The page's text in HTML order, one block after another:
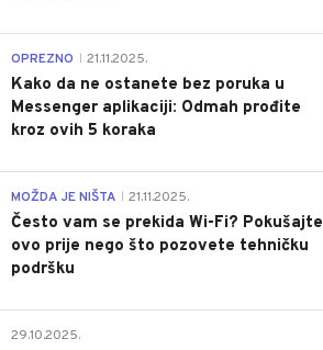
OPREZNO 21.11.2025.
Kako da ne ostanete bez poruka u
Messenger aplikaciji: Odmah prođite
kroz ovih 5 koraka
MOŽDA JE NIŠTA 21.11.2025.
Često vam se prekida Wi-Fi? Pokušajte
ovo prije nego što pozovete tehničku
podršku
29.10.2025.